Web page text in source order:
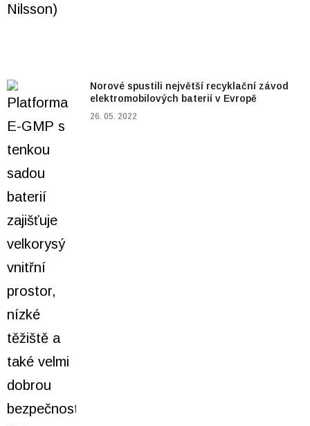
Norové spustili největší recyklační závod
elektromobilových baterií v Evropě
26. 05. 2022